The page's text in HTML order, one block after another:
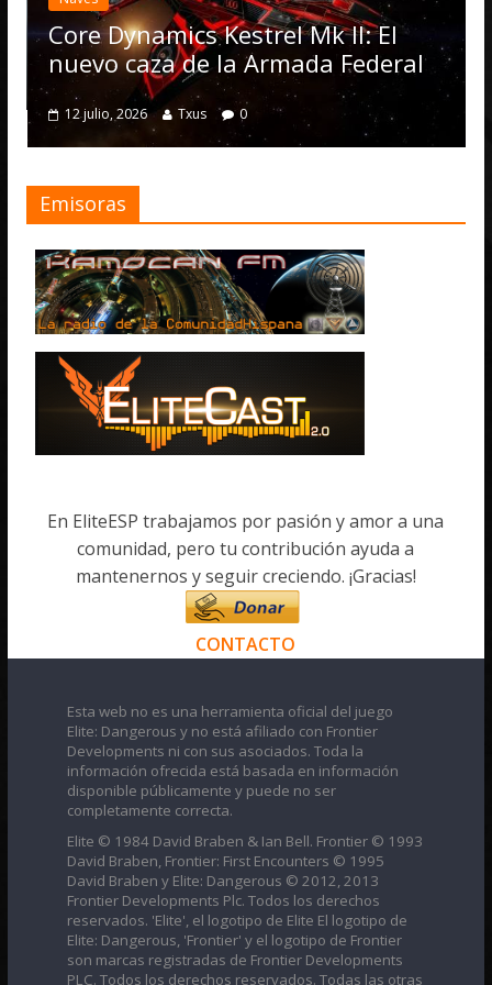
Core Dynamics Kestrel Mk II: El
nuevo caza de la Armada Federal
12 julio, 2026 Txus 0
Emisoras
En EliteESP trabajamos por pasión y amor a una
comunidad, pero tu contribución ayuda a
mantenernos y seguir creciendo. ¡Gracias!
CONTACTO
Esta web no es una herramienta oficial del juego
Elite: Dangerous y no está afiliado con Frontier
Developments ni con sus asociados. Toda la
información ofrecida está basada en información
disponible públicamente y puede no ser
completamente correcta.
Elite © 1984 David Braben & Ian Bell. Frontier © 1993
David Braben, Frontier: First Encounters © 1995
David Braben y Elite: Dangerous © 2012, 2013
Frontier Developments Plc. Todos los derechos
reservados. 'Elite', el logotipo de Elite El logotipo de
Elite: Dangerous, 'Frontier' y el logotipo de Frontier
son marcas registradas de Frontier Developments
PLC. Todos los derechos reservados. Todas las otras